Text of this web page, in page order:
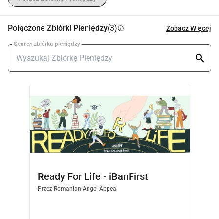
Połączone Zbiórki Pieniędzy(3)info Zobacz Więcej
Search zbiórka pieniędzy
Ready For Life - iBanFirst
PrzezRomanian Angel Appeal